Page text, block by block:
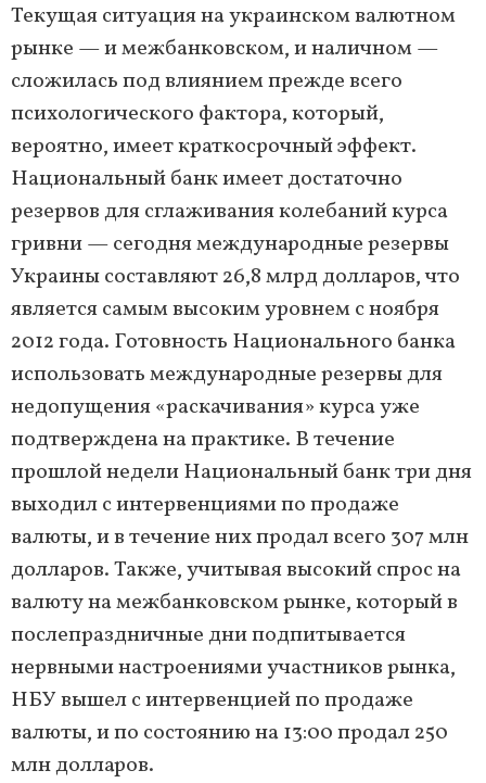
Текущая ситуация на украинском валютном
рынке — и межбанковском, и наличном —
сложилась под влиянием прежде всего
психологического фактора, который,
вероятно, имеет краткосрочный эффект.
Национальный банк имеет достаточно
резервов для сглаживания колебаний курса
гривни — сегодня международные резервы
Украины составляют 26,8 млрд долларов, что
является самым высоким уровнем с ноября
2012 года. Готовность Национального банка
использовать международные резервы для
недопущения «раскачивания» курса уже
подтверждена на практике. В течение
прошлой недели Национальный банк три дня
выходил с интервенциями по продаже
валюты, и в течение них продал всего 307 млн ​​
долларов. Также, учитывая высокий спрос на
валюту на межбанковском рынке, который в
послепраздничные дни подпитывается
нервными настроениями участников рынка,
НБУ вышел с интервенцией по продаже
валюты, и по состоянию на 13:00 продал 250
млн долларов.